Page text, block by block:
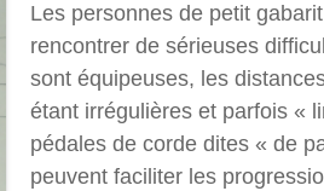
Les personnes de petit
rencontrer de sérieuses
sont équipeuses, les
étant irrégulières et parfois «
pédales de corde dites « de
peuvent faciliter les